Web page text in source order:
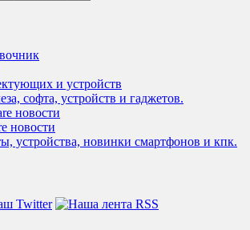
и устройств
софта, устройств и гаджетов.
новости
новости
устройства, новинки смартфонов и кпк.